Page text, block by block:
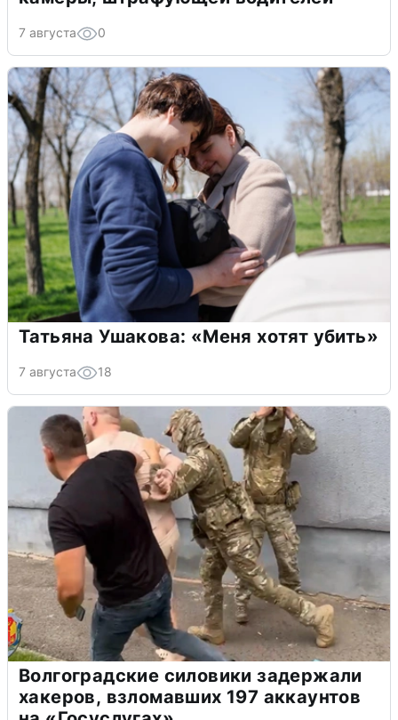
7 августа 0
Татьяна Ушакова: «Меня хотят убить»
7 августа 18
Волгоградские силовики задержали
хакеров, взломавших 197 аккаунтов